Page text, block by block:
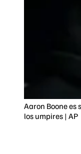
Aaron Boone es
los umpires | AP